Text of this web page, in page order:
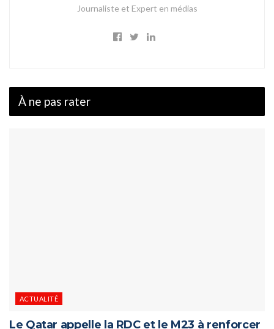
Journaliste et Expert en médias
À ne pas rater
ACTUALITÉ
Le Qatar appelle la RDC et le M23 à renforcer